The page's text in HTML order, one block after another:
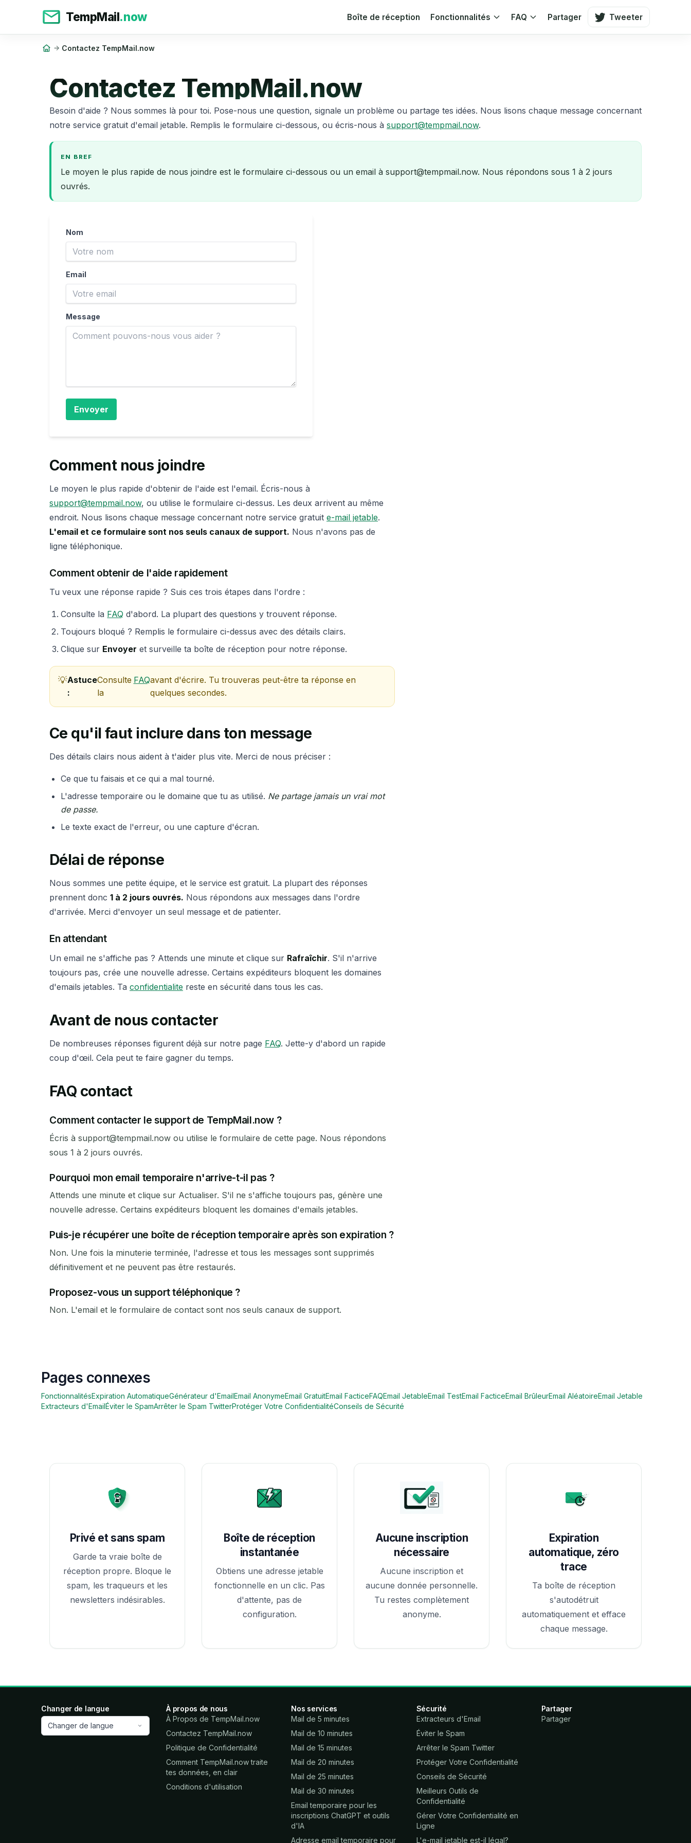
TempMail.now Boîte de réception Fonctionnalités FAQ Partager Tweeter
Contactez TempMail.now
Contactez TempMail.now
Besoin d'aide ? Nous sommes là pour toi. Pose-nous une question, signale un problème ou partage tes idées. Nous lisons chaque message concernant
notre service gratuit d'email jetable. Remplis le formulaire ci-dessous, ou écris-nous à support@tempmail.now.
EN BREF
Le moyen le plus rapide de nous joindre est le formulaire ci-dessous ou un email à support@tempmail.now. Nous répondons sous 1 à 2 jours
ouvrés.
Nom
Email
Message
Envoyer
Comment nous joindre
Le moyen le plus rapide d'obtenir de l'aide est l'email. Écris-nous à
support@tempmail.now, ou utilise le formulaire ci-dessus. Les deux arrivent au même
endroit. Nous lisons chaque message concernant notre service gratuit e-mail jetable.
L'email et ce formulaire sont nos seuls canaux de support. Nous n'avons pas de
ligne téléphonique.
Comment obtenir de l'aide rapidement
Tu veux une réponse rapide ? Suis ces trois étapes dans l'ordre :
Consulte la FAQ d'abord. La plupart des questions y trouvent réponse.
Toujours bloqué ? Remplis le formulaire ci-dessus avec des détails clairs.
Clique sur Envoyer et surveille ta boîte de réception pour notre réponse.
Astuce
:
Consulte
la
FAQavant d'écrire. Tu trouveras peut-être ta réponse en
quelques secondes.
Ce qu'il faut inclure dans ton message
Des détails clairs nous aident à t'aider plus vite. Merci de nous préciser :
Ce que tu faisais et ce qui a mal tourné.
L'adresse temporaire ou le domaine que tu as utilisé. Ne partage jamais un vrai mot
de passe.
Le texte exact de l'erreur, ou une capture d'écran.
Délai de réponse
Nous sommes une petite équipe, et le service est gratuit. La plupart des réponses
prennent donc 1 à 2 jours ouvrés. Nous répondons aux messages dans l'ordre
d'arrivée. Merci d'envoyer un seul message et de patienter.
En attendant
Un email ne s'affiche pas ? Attends une minute et clique sur Rafraîchir. S'il n'arrive
toujours pas, crée une nouvelle adresse. Certains expéditeurs bloquent les domaines
d'emails jetables. Ta confidentialite reste en sécurité dans tous les cas.
Avant de nous contacter
De nombreuses réponses figurent déjà sur notre page FAQ. Jette-y d'abord un rapide
coup d'œil. Cela peut te faire gagner du temps.
FAQ contact
Comment contacter le support de TempMail.now ?
Écris à support@tempmail.now ou utilise le formulaire de cette page. Nous répondons
sous 1 à 2 jours ouvrés.
Pourquoi mon email temporaire n'arrive-t-il pas ?
Attends une minute et clique sur Actualiser. S'il ne s'affiche toujours pas, génère une
nouvelle adresse. Certains expéditeurs bloquent les domaines d'emails jetables.
Puis-je récupérer une boîte de réception temporaire après son expiration ?
Non. Une fois la minuterie terminée, l'adresse et tous les messages sont supprimés
définitivement et ne peuvent pas être restaurés.
Proposez-vous un support téléphonique ?
Non. L'email et le formulaire de contact sont nos seuls canaux de support.
Pages connexes
FonctionnalitésExpiration AutomatiqueGénérateur d'EmailEmail AnonymeEmail GratuitEmail FacticeFAQEmail JetableEmail TestEmail FacticeEmail BrûleurEmail AléatoireEmail Jetable
Extracteurs d'EmailÉviter le SpamArrêter le Spam TwitterProtéger Votre ConfidentialitéConseils de Sécurité
Privé et sans spam
Garde ta vraie boîte de
réception propre. Bloque le
spam, les traqueurs et les
newsletters indésirables.
Boîte de réception
instantanée
Obtiens une adresse jetable
fonctionnelle en un clic. Pas
d'attente, pas de
configuration.
Aucune inscription
nécessaire
Aucune inscription et
aucune donnée personnelle.
Tu restes complètement
anonyme.
Expiration
automatique, zéro
trace
Ta boîte de réception
s'autodétruit
automatiquement et efface
chaque message.
Changer de langue
Changer de langue
À propos de nous
À Propos de TempMail.now
Contactez TempMail.now
Politique de Confidentialité
Comment TempMail.now traite
tes données, en clair
Conditions d'utilisation
Nos services
Mail de 5 minutes
Mail de 10 minutes
Mail de 15 minutes
Mail de 20 minutes
Mail de 25 minutes
Mail de 30 minutes
Email temporaire pour les
inscriptions ChatGPT et outils
d'IA
Adresse email temporaire pour
Sécurité
Extracteurs d'Email
Éviter le Spam
Arrêter le Spam Twitter
Protéger Votre Confidentialité
Conseils de Sécurité
Meilleurs Outils de
Confidentialité
Gérer Votre Confidentialité en
Ligne
L'e-mail jetable est-il légal?
Partager
Partager